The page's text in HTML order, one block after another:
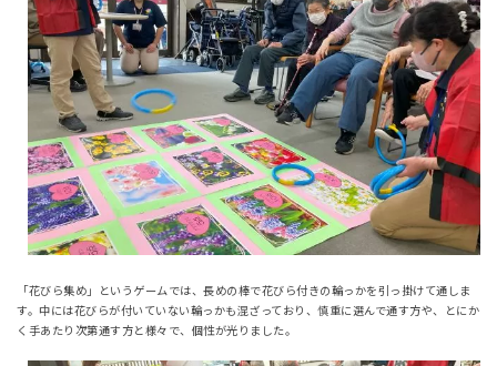
「花びら集め」というゲームでは、長めの棒で花びら付きの輪っかを引っ掛けて通しま
す。中には花びらが付いていない輪っかも混ざっており、慎重に選んで通す方や、とにか
く手あたり次第通す方と様々で、個性が光りました。